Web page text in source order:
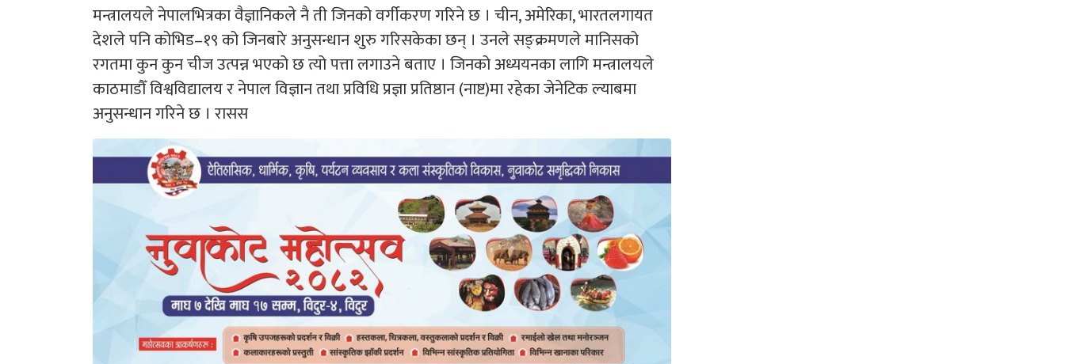
मन्त्रालयले नेपालभित्रका वैज्ञानिकले नै ती जिनको वर्गीकरण गरिने छ । चीन, अमेरिका, भारतलगायत
देशले पनि कोभिड–१९ को जिनबारे अनुसन्धान शुरु गरिसकेका छन् । उनले सङ्क्रमणले मानिसको
रगतमा कुन कुन चीज उत्पन्न भएको छ त्यो पत्ता लगाउने बताए । जिनको अध्ययनका लागि मन्त्रालयले
काठमाडौँ विश्वविद्यालय र नेपाल विज्ञान तथा प्रविधि प्रज्ञा प्रतिष्ठान (नाष्ट)मा रहेका जेनेटिक ल्याबमा
अनुसन्धान गरिने छ । रासस